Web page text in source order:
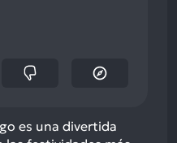
es una divertida